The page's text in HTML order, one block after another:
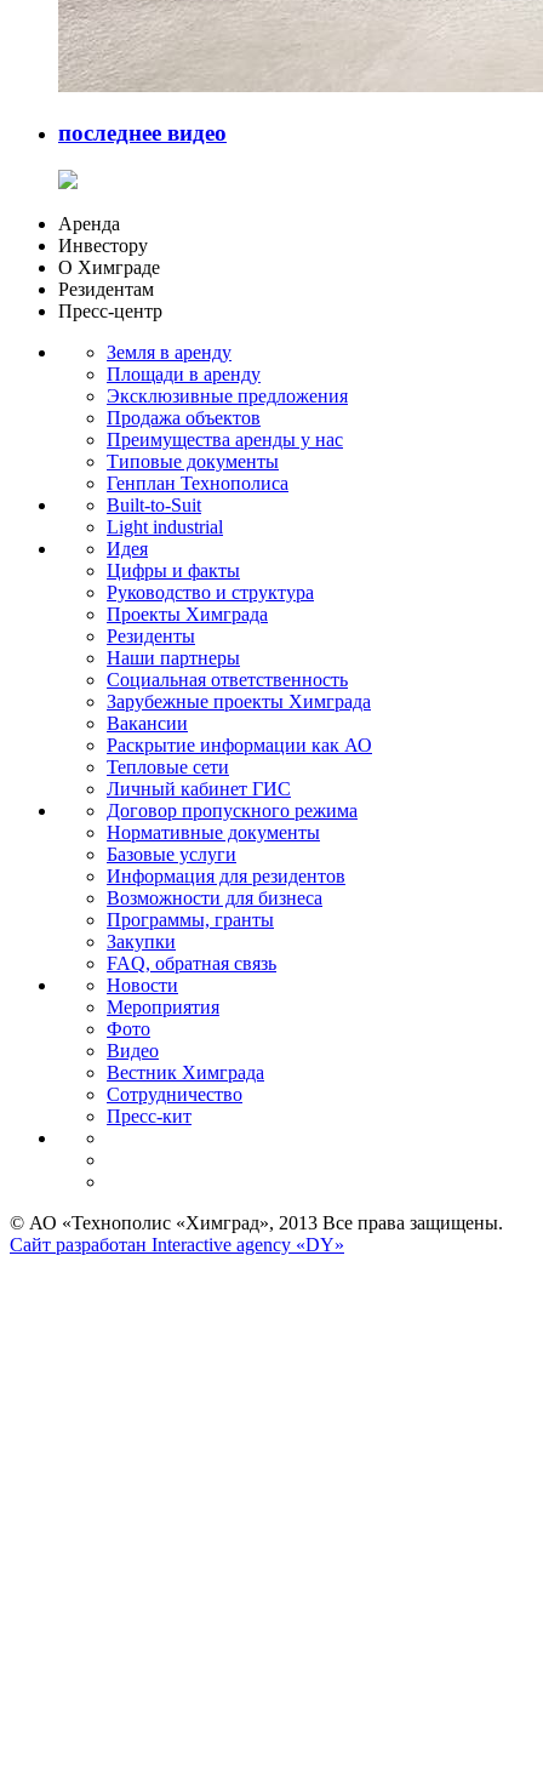
последнее видео
Аренда
Инвестору
О Химграде
Резидентам
Пресс-центр
Земля в аренду
Площади в аренду
Эксклюзивные предложения
Продажа объектов
Преимущества аренды у нас
Типовые документы
Генплан Технополиса
Built-to-Suit
Light industrial
Идея
Цифры и факты
Руководство и структура
Проекты Химграда
Резиденты
Наши партнеры
Социальная ответственность
Зарубежные проекты Химграда
Вакансии
Раскрытие информации как АО
Тепловые сети
Личный кабинет ГИС
Договор пропускного режима
Нормативные документы
Базовые услуги
Информация для резидентов
Возможности для бизнеса
Программы, гранты
Закупки
FAQ, обратная связь
Новости
Мероприятия
Фото
Видео
Вестник Химграда
Сотрудничество
Пресс-кит
© АО «Технополис «Химград», 2013 Все права защищены.
Сайт разработан Interactive agency «DY»